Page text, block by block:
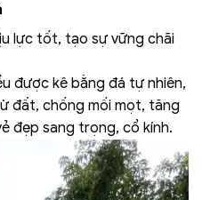
lực tốt, tạo sự vững chãi
được kê bằng đá tự nhiên,
đất, chống mối mọt, tăng
đẹp sang trọng, cổ kính.